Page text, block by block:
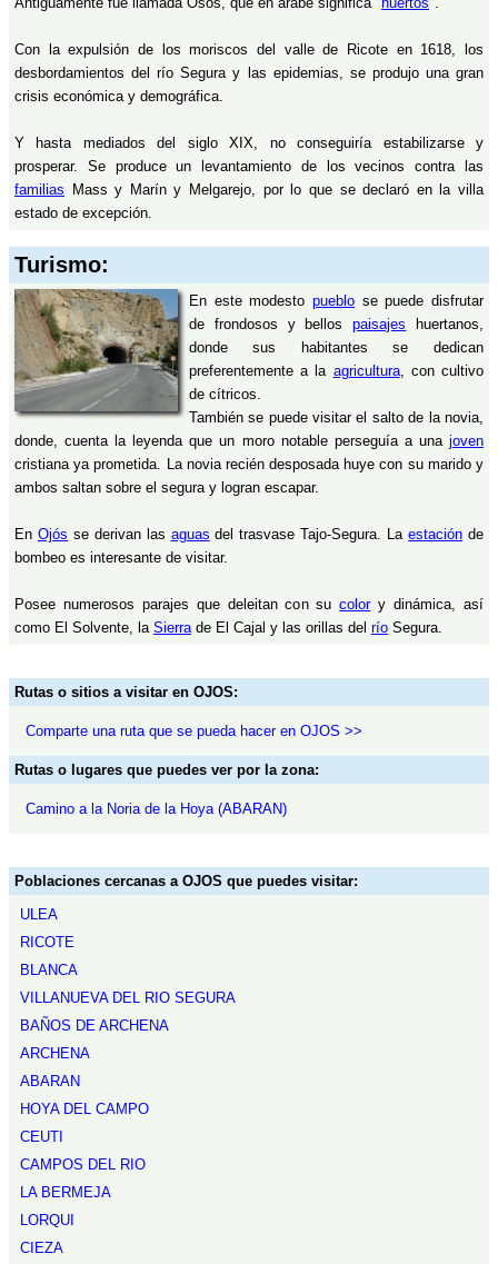
Con la expulsión de los moriscos del valle de Ricote en 1618, los
desbordamientos del río Segura y las epidemias, se produjo una gran
crisis económica y demográfica.
Y hasta mediados del siglo XIX, no conseguiría estabilizarse y
prosperar. Se produce un levantamiento de los vecinos contra las
familias Mass y Marín y Melgarejo, por lo que se declaró en la villa
estado de excepción.
Turismo:
En este modesto pueblose puede disfrutar
de frondosos y bellospaisajes huertanos,
donde sus habitantes se dedican
preferentemente a la agricultura, con cultivo
de cítricos.
También se puede visitar el salto de la novia,
donde, cuenta la leyenda que un moro notable perseguía a una joven
cristiana ya prometida. La novia recién desposada huye con su marido y
ambos saltan sobre el segura y logran escapar.
En Ojós se derivan las aguas del trasvase Tajo-Segura. Laestación de
bombeo es interesante de visitar.
Posee numerosos parajes que deleitan con sucolory dinámica, así
como El Solvente, la Sierrade El Cajal y las orillas del río Segura.
Rutas o sitios a visitar en OJOS:
Comparte una ruta que se pueda hacer en OJOS >>
Rutas o lugares que puedes ver por la zona:
Camino a la Noria de la Hoya (ABARAN)
Poblaciones cercanas a OJOS que puedes visitar:
ULEA
RICOTE
BLANCA
VILLANUEVA DEL RIO SEGURA
BAÑOS DE ARCHENA
ARCHENA
ABARAN
HOYA DEL CAMPO
CEUTI
CAMPOS DEL RIO
LA BERMEJA
LORQUI
CIEZA